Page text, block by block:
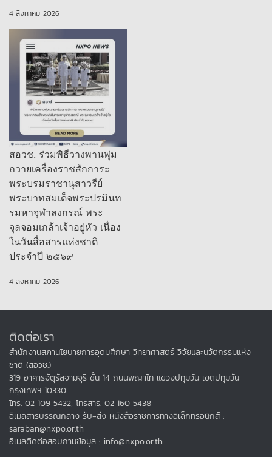
4 สิงหาคม 2026
สอวช. ร่วมพิธีวางพานพุ่ม
ถวายเครื่องราชสักการะ
พระบรมราชานุสาวรีย์
พระบาทสมเด็จพระปรมินท
รมหาจุฬาลงกรณ์ พระ
จุลจอมเกล้าเจ้าอยู่หัว เนื่อง
ในวันสื่อสารแห่งชาติ
ประจำปี ๒๕๖๙
4 สิงหาคม 2026
ติดต่อเรา
สำนักงานสภานโยบายการอุดมศึกษา วิทยาศาสตร์ วิจัยและนวัตกรรมแห่ง
ชาติ (สอวช.)
319 อาคารจัตุรัสจามจุรี ชั้น 14 ถนนพญาไท แขวงปทุมวัน เขตปทุมวัน
กรุงเทพฯ 10330
โทร. 02 109 5432, โทรสาร. 02 160 5438
อีเมลสารบรรณกลาง รับ-ส่ง หนังสือราชการทางอิเล็กทรอนิกส์ :
saraban@nxpo.or.th
อีเมลติดต่อสอบถามข้อมูล : info@nxpo.or.th